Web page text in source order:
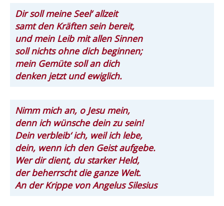
Dir soll meine Seel‘ allzeit
samt den Kräften sein bereit,
und mein Leib mit allen Sinnen
soll nichts ohne dich beginnen;
mein Gemüte soll an dich
denken jetzt und ewiglich.
Nimm mich an, o Jesu mein,
denn ich wünsche dein zu sein!
Dein verbleib‘ ich, weil ich lebe,
dein, wenn ich den Geist aufgebe.
Wer dir dient, du starker Held,
der beherrscht die ganze Welt.
An der Krippe von Angelus Silesius